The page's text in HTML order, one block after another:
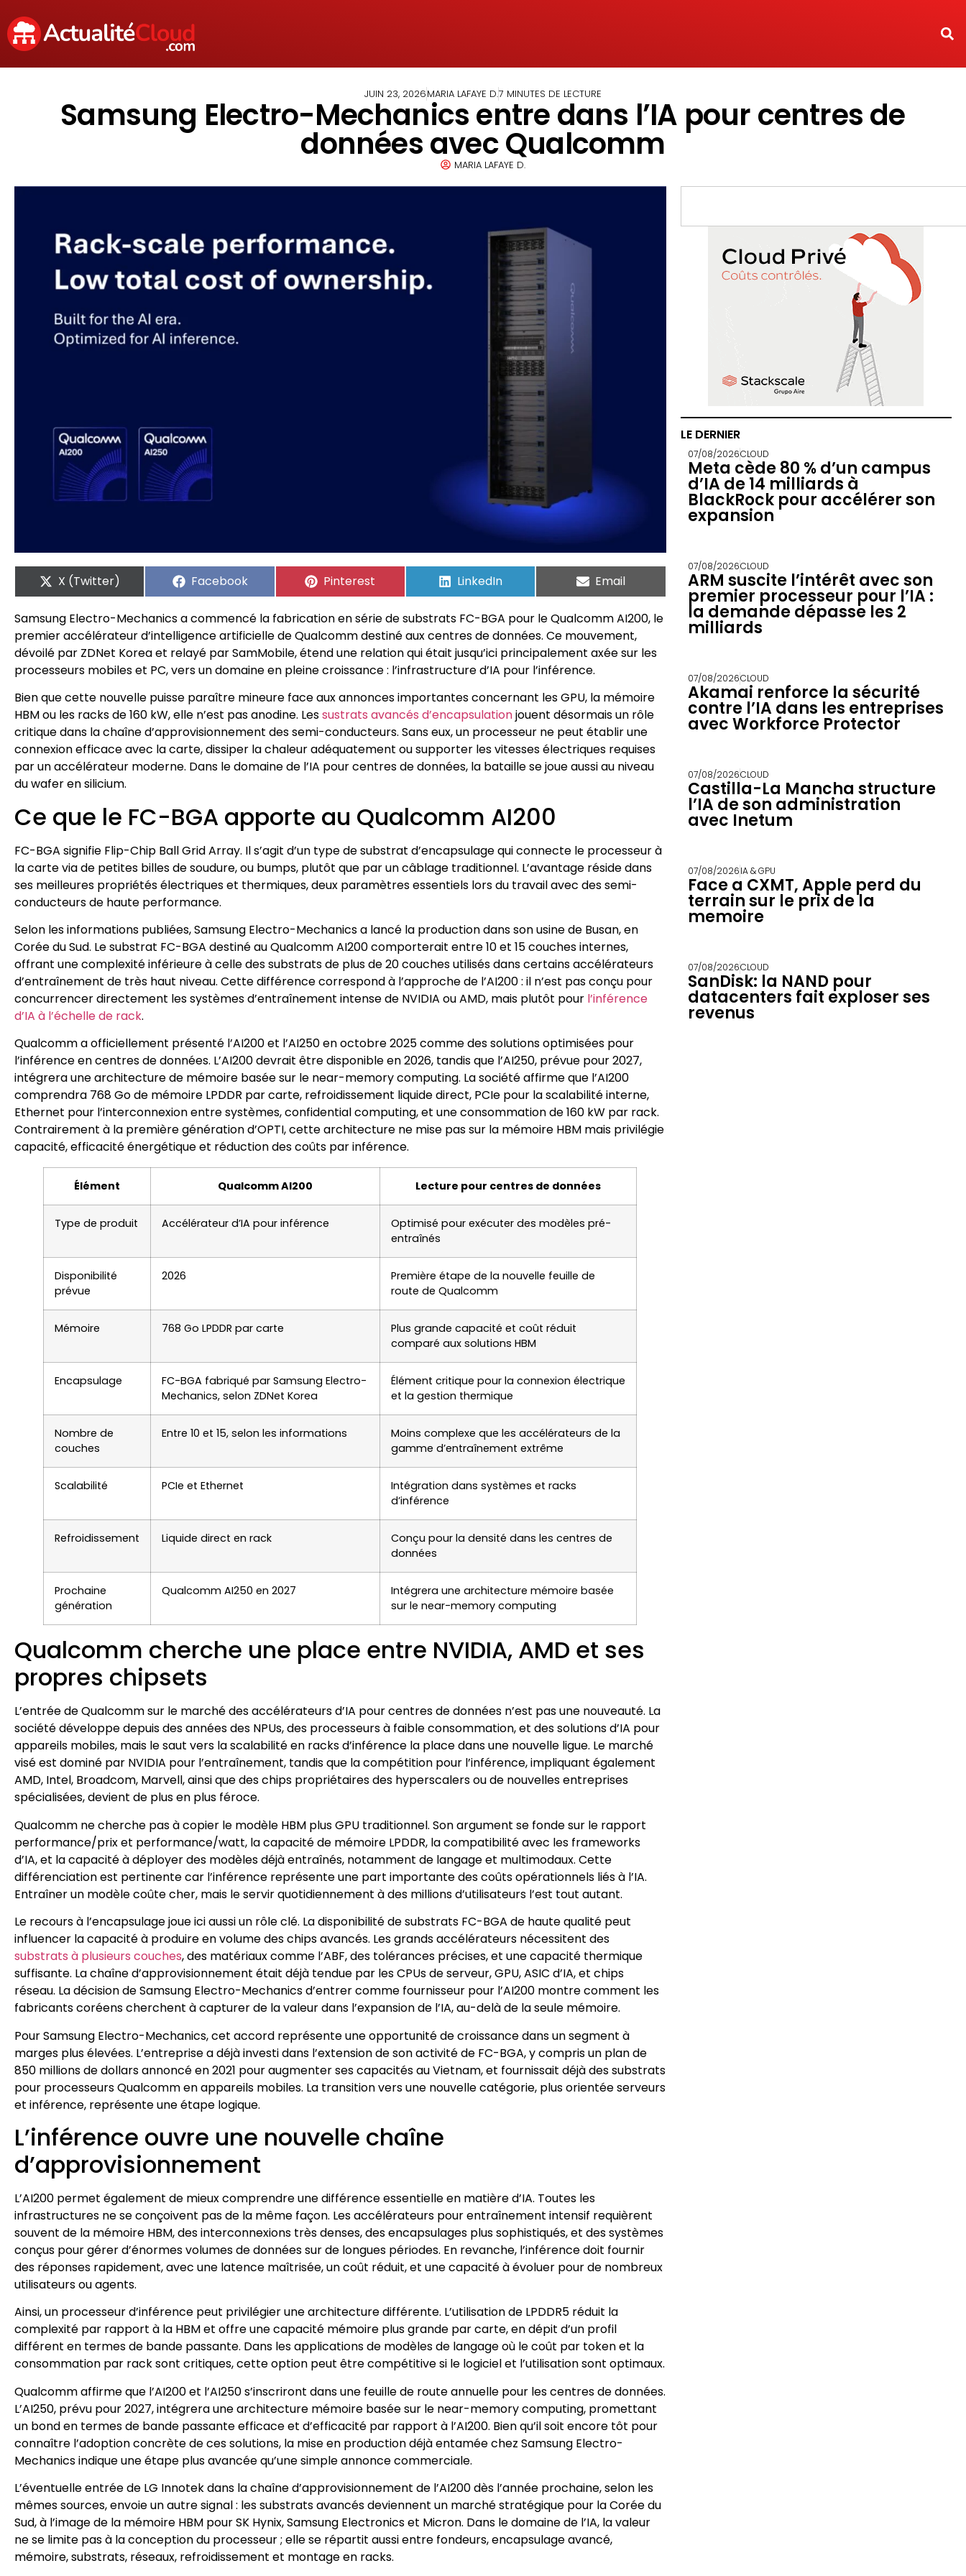
JUIN 23, 2026MARIA LAFAYE D.7 MINUTES DE LECTURE
Samsung Electro-Mechanics entre dans l’IA pour centres de
données avec Qualcomm
MARIA LAFAYE D.
X (Twitter) Facebook Pinterest LinkedIn Email
Samsung Electro-Mechanics a commencé la fabrication en série de substrats FC-BGA pour le Qualcomm AI200, le
premier accélérateur d’intelligence artificielle de Qualcomm destiné aux centres de données. Ce mouvement,
dévoilé par ZDNet Korea et relayé par SamMobile, étend une relation qui était jusqu’ici principalement axée sur les
processeurs mobiles et PC, vers un domaine en pleine croissance : l’infrastructure d’IA pour l’inférence.
Bien que cette nouvelle puisse paraître mineure face aux annonces importantes concernant les GPU, la mémoire
HBM ou les racks de 160 kW, elle n’est pas anodine. Lessustrats avancés d’encapsulationjouent désormais un rôle
critique dans la chaîne d’approvisionnement des semi-conducteurs. Sans eux, un processeur ne peut établir une
connexion efficace avec la carte, dissiper la chaleur adéquatement ou supporter les vitesses électriques requises
par un accélérateur moderne. Dans le domaine de l’IA pour centres de données, la bataille se joue aussi au niveau
du wafer en silicium.
Ce que le FC-BGA apporte au Qualcomm AI200
FC-BGA signifie Flip-Chip Ball Grid Array. Il s’agit d’un type de substrat d’encapsulage qui connecte le processeur à
la carte via de petites billes de soudure, ou bumps, plutôt que par un câblage traditionnel. L’avantage réside dans
ses meilleures propriétés électriques et thermiques, deux paramètres essentiels lors du travail avec des semi-
conducteurs de haute performance.
Selon les informations publiées, Samsung Electro-Mechanics a lancé la production dans son usine de Busan, en
Corée du Sud. Le substrat FC-BGA destiné au Qualcomm AI200 comporterait entre 10 et 15 couches internes,
offrant une complexité inférieure à celle des substrats de plus de 20 couches utilisés dans certains accélérateurs
d’entraînement de très haut niveau. Cette différence correspond à l’approche de l’AI200 : il n’est pas conçu pour
concurrencer directement les systèmes d’entraînement intense de NVIDIA ou AMD, mais plutôt pour l’inférence
d’IA à l’échelle de rack.
Qualcomm a officiellement présenté l’AI200 et l’AI250 en octobre 2025 comme des solutions optimisées pour
l’inférence en centres de données. L’AI200 devrait être disponible en 2026, tandis que l’AI250, prévue pour 2027,
intégrera une architecture de mémoire basée sur le near-memory computing. La société affirme que l’AI200
comprendra 768 Go de mémoire LPDDR par carte, refroidissement liquide direct, PCIe pour la scalabilité interne,
Ethernet pour l’interconnexion entre systèmes, confidential computing, et une consommation de 160 kW par rack.
Contrairement à la première génération d’OPTI, cette architecture ne mise pas sur la mémoire HBM mais privilégie
capacité, efficacité énergétique et réduction des coûts par inférence.
Élément Qualcomm AI200 Lecture pour centres de données
Type de produit Accélérateur d’IA pour inférence
Optimisé pour exécuter des modèles pré-
entraînés
Disponibilité
prévue
2026
Première étape de la nouvelle feuille de
route de Qualcomm
Mémoire 768 Go LPDDR par carte
Plus grande capacité et coût réduit
comparé aux solutions HBM
Encapsulage
FC-BGA fabriqué par Samsung Electro-
Mechanics, selon ZDNet Korea
Élément critique pour la connexion électrique
et la gestion thermique
Nombre de
couches
Entre 10 et 15, selon les informations
Moins complexe que les accélérateurs de la
gamme d’entraînement extrême
Scalabilité PCIe et Ethernet
Intégration dans systèmes et racks
d’inférence
Refroidissement Liquide direct en rack
Conçu pour la densité dans les centres de
données
Prochaine
génération
Qualcomm AI250 en 2027
Intégrera une architecture mémoire basée
sur le near-memory computing
Qualcomm cherche une place entre NVIDIA, AMD et ses
propres chipsets
L’entrée de Qualcomm sur le marché des accélérateurs d’IA pour centres de données n’est pas une nouveauté. La
société développe depuis des années des NPUs, des processeurs à faible consommation, et des solutions d’IA pour
appareils mobiles, mais le saut vers la scalabilité en racks d’inférence la place dans une nouvelle ligue. Le marché
visé est dominé par NVIDIA pour l’entraînement, tandis que la compétition pour l’inférence, impliquant également
AMD, Intel, Broadcom, Marvell, ainsi que des chips propriétaires des hyperscalers ou de nouvelles entreprises
spécialisées, devient de plus en plus féroce.
Qualcomm ne cherche pas à copier le modèle HBM plus GPU traditionnel. Son argument se fonde sur le rapport
performance/prix et performance/watt, la capacité de mémoire LPDDR, la compatibilité avec les frameworks
d’IA, et la capacité à déployer des modèles déjà entraînés, notamment de langage et multimodaux. Cette
différenciation est pertinente car l’inférence représente une part importante des coûts opérationnels liés à l’IA.
Entraîner un modèle coûte cher, mais le servir quotidiennement à des millions d’utilisateurs l’est tout autant.
Le recours à l’encapsulage joue ici aussi un rôle clé. La disponibilité de substrats FC-BGA de haute qualité peut
influencer la capacité à produire en volume des chips avancés. Les grands accélérateurs nécessitent des
substrats à plusieurs couches, des matériaux comme l’ABF, des tolérances précises, et une capacité thermique
suffisante. La chaîne d’approvisionnement était déjà tendue par les CPUs de serveur, GPU, ASIC d’IA, et chips
réseau. La décision de Samsung Electro-Mechanics d’entrer comme fournisseur pour l’AI200 montre comment les
fabricants coréens cherchent à capturer de la valeur dans l’expansion de l’IA, au-delà de la seule mémoire.
Pour Samsung Electro-Mechanics, cet accord représente une opportunité de croissance dans un segment à
marges plus élevées. L’entreprise a déjà investi dans l’extension de son activité de FC-BGA, y compris un plan de
850 millions de dollars annoncé en 2021 pour augmenter ses capacités au Vietnam, et fournissait déjà des substrats
pour processeurs Qualcomm en appareils mobiles. La transition vers une nouvelle catégorie, plus orientée serveurs
et inférence, représente une étape logique.
L’inférence ouvre une nouvelle chaîne
d’approvisionnement
L’AI200 permet également de mieux comprendre une différence essentielle en matière d’IA. Toutes les
infrastructures ne se conçoivent pas de la même façon. Les accélérateurs pour entraînement intensif requièrent
souvent de la mémoire HBM, des interconnexions très denses, des encapsulages plus sophistiqués, et des systèmes
conçus pour gérer d’énormes volumes de données sur de longues périodes. En revanche, l’inférence doit fournir
des réponses rapidement, avec une latence maîtrisée, un coût réduit, et une capacité à évoluer pour de nombreux
utilisateurs ou agents.
Ainsi, un processeur d’inférence peut privilégier une architecture différente. L’utilisation de LPDDR5 réduit la
complexité par rapport à la HBM et offre une capacité mémoire plus grande par carte, en dépit d’un profil
différent en termes de bande passante. Dans les applications de modèles de langage où le coût par token et la
consommation par rack sont critiques, cette option peut être compétitive si le logiciel et l’utilisation sont optimaux.
Qualcomm affirme que l’AI200 et l’AI250 s’inscriront dans une feuille de route annuelle pour les centres de données.
L’AI250, prévu pour 2027, intégrera une architecture mémoire basée sur le near-memory computing, promettant
un bond en termes de bande passante efficace et d’efficacité par rapport à l’AI200. Bien qu’il soit encore tôt pour
connaître l’adoption concrète de ces solutions, la mise en production déjà entamée chez Samsung Electro-
Mechanics indique une étape plus avancée qu’une simple annonce commerciale.
L’éventuelle entrée de LG Innotek dans la chaîne d’approvisionnement de l’AI200 dès l’année prochaine, selon les
mêmes sources, envoie un autre signal : les substrats avancés deviennent un marché stratégique pour la Corée du
Sud, à l’image de la mémoire HBM pour SK Hynix, Samsung Electronics et Micron. Dans le domaine de l’IA, la valeur
ne se limite pas à la conception du processeur ; elle se répartit aussi entre fondeurs, encapsulage avancé,
mémoire, substrats, réseaux, refroidissement et montage en racks.
LE DERNIER
07/08/2026CLOUD
Meta cède 80 % d’un campus
d’IA de 14 milliards à
BlackRock pour accélérer son
expansion
07/08/2026CLOUD
ARM suscite l’intérêt avec son
premier processeur pour l’IA :
la demande dépasse les 2
milliards
07/08/2026CLOUD
Akamai renforce la sécurité
contre l’IA dans les entreprises
avec Workforce Protector
07/08/2026CLOUD
Castilla-La Mancha structure
l’IA de son administration
avec Inetum
07/08/2026IA & GPU
Face a CXMT, Apple perd du
terrain sur le prix de la
memoire
07/08/2026CLOUD
SanDisk: la NAND pour
datacenters fait exploser ses
revenus